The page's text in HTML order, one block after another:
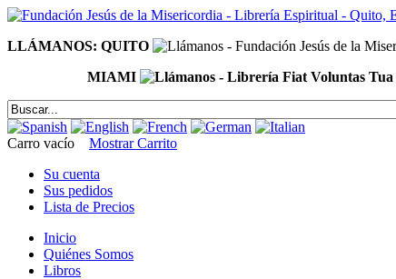
LLÁMANOS: QUITO
MIAMI
Carro vacío
Mostrar Carrito
Su cuenta
Sus pedidos
Lista de Precios
Inicio
Quiénes Somos
Libros